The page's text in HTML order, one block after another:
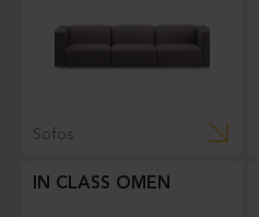
Sofos
IN CLASS OMEN